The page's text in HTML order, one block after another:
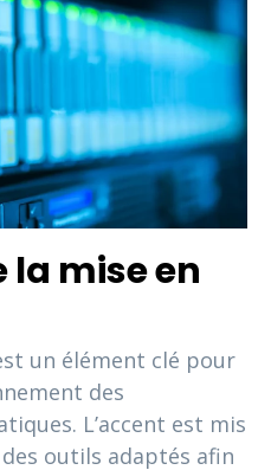
la mise en
un élément clé pour
des
L’accent est mis
outils adaptés afin